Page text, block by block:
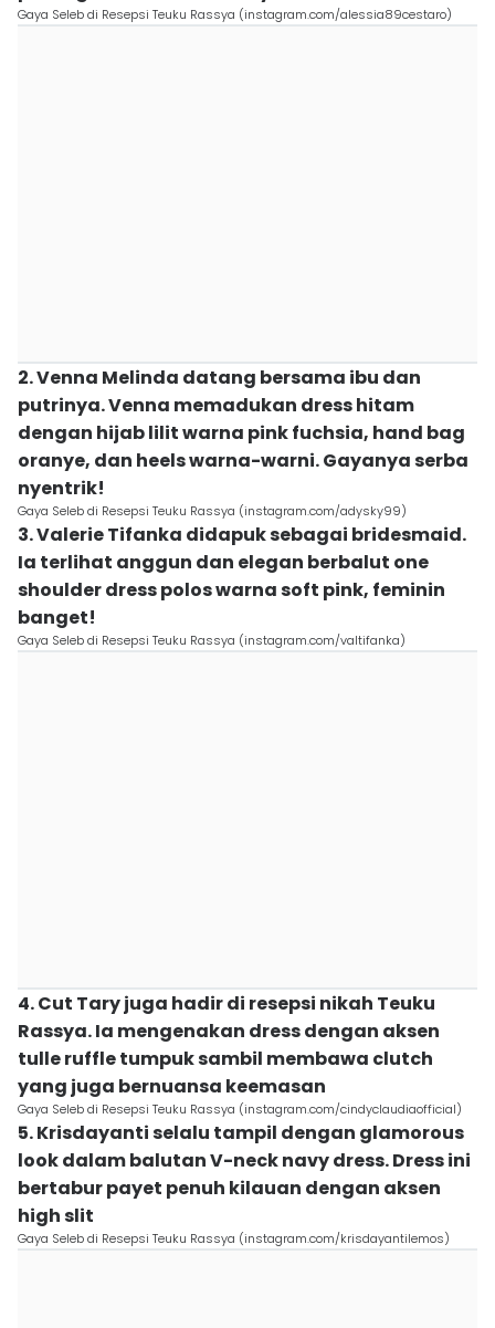
Gaya Seleb di Resepsi Teuku Rassya (instagram.com/alessia89cestaro)
2. Venna Melinda datang bersama ibu dan
putrinya. Venna memadukan dress hitam
dengan hijab lilit warna pink fuchsia, hand bag
oranye, dan heels warna-warni. Gayanya serba
nyentrik!
Gaya Seleb di Resepsi Teuku Rassya (instagram.com/adysky99)
3. Valerie Tifanka didapuk sebagai bridesmaid.
Ia terlihat anggun dan elegan berbalut one
shoulder dress polos warna soft pink, feminin
banget!
Gaya Seleb di Resepsi Teuku Rassya (instagram.com/valtifanka)
4. Cut Tary juga hadir di resepsi nikah Teuku
Rassya. Ia mengenakan dress dengan aksen
tulle ruffle tumpuk sambil membawa clutch
yang juga bernuansa keemasan
Gaya Seleb di Resepsi Teuku Rassya (instagram.com/cindyclaudiaofficial)
5. Krisdayanti selalu tampil dengan glamorous
look dalam balutan V-neck navy dress. Dress ini
bertabur payet penuh kilauan dengan aksen
high slit
Gaya Seleb di Resepsi Teuku Rassya (instagram.com/krisdayantilemos)